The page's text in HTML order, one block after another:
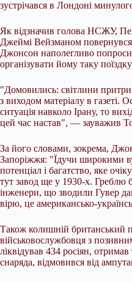
зустрічався в Лондоні
Як відзначив голова НСЖУ,
Джеймі Вейзманом
Джонсон наполегливо
організувати йому таку
"Домовились: світлини
з виходом матеріалу в газеті.
ситуація навколо Ірану, то
цей час настав", — зауважив
За його словами, зокрема,
Запоріжжя: "Їдучи широкими
потенціал і багатство, яке
тут завод ще у 1930-х. Греблю
інженери, що зводили Гувер
вірю, це американсько-
Також колишній британський
військовослужбовця з
ліквідував 434 росіян,
снаряда, відмовився від